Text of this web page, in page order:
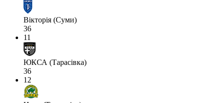
Вікторія (Суми)
36
11
ЮКСА (Тарасівка)
36
12